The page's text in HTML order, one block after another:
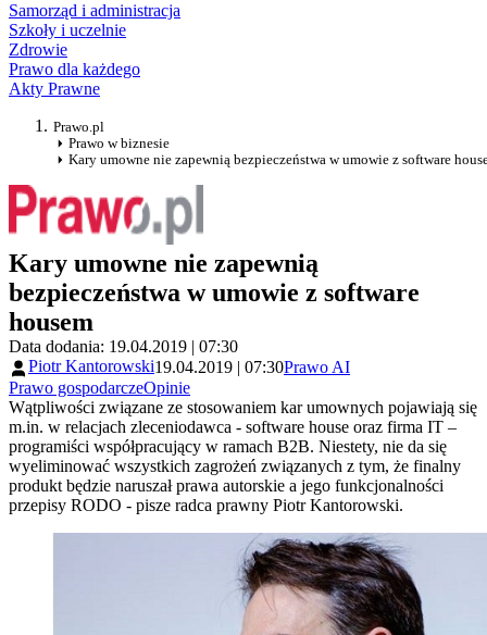
Samorząd i administracja
Szkoły i uczelnie
Zdrowie
Prawo dla każdego
Akty Prawne
Prawo.pl
Prawo w biznesie
Kary umowne nie zapewnią bezpieczeństwa w umowie z software
Kary umowne nie zapewnią
bezpieczeństwa w umowie z software
housem
Data dodania: 19.04.2019 | 07:30
Piotr Kantorowski19.04.2019 | 07:30Prawo AI
Prawo gospodarczeOpinie
Wątpliwości związane ze stosowaniem kar umownych pojawiają się
m.in. w relacjach zleceniodawca - software house oraz firma IT –
programiści współpracujący w ramach B2B. Niestety, nie da się
wyeliminować wszystkich zagrożeń związanych z tym, że finalny
produkt będzie naruszał prawa autorskie a jego funkcjonalności
przepisy RODO - pisze radca prawny Piotr Kantorowski.